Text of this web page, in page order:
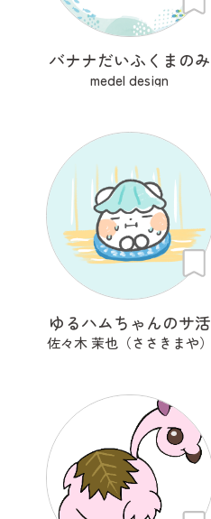
バナナだいふくまのみ
medel design
ゆるハムちゃんのサ活
佐々木 茉也（ささきまや）